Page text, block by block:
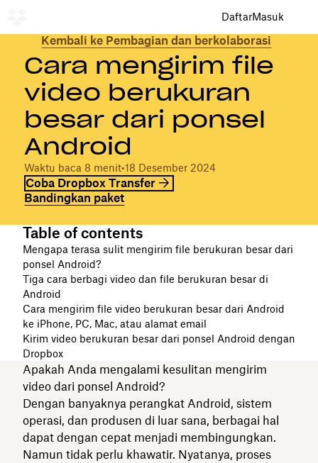
DaftarMasuk
Kembali ke Pembagian dan berkolaborasi
Cara mengirim file
video berukuran
besar dari ponsel
Android
Waktu baca 8 menit•18 Desember 2024
Coba Dropbox Transfer
Bandingkan paket
Table of contents
Mengapa terasa sulit mengirim file berukuran besar dari
ponsel Android?
Tiga cara berbagi video dan file berukuran besar di
Android
Cara mengirim file video berukuran besar dari Android
ke iPhone, PC, Mac, atau alamat email
Kirim video berukuran besar dari ponsel Android dengan
Dropbox
Apakah Anda mengalami kesulitan mengirim
video dari ponsel Android?
Dengan banyaknya perangkat Android, sistem
operasi, dan produsen di luar sana, berbagai hal
dapat dengan cepat menjadi membingungkan.
Namun tidak perlu khawatir. Nyatanya, proses